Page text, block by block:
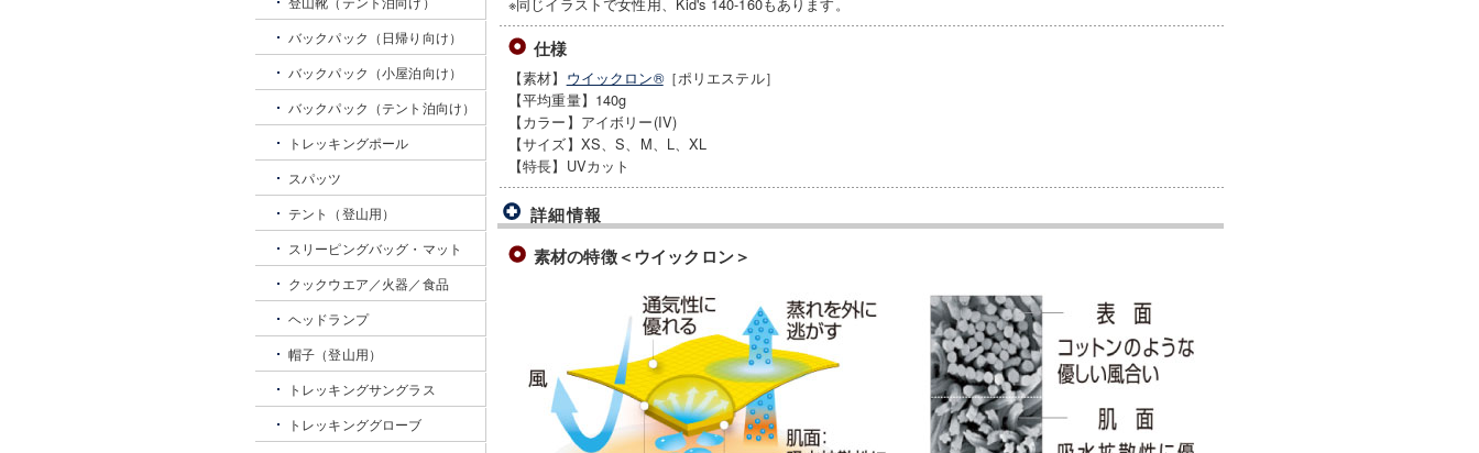
仕様
【素材】 ウイックロン®［ポリエステル］
【平均重量】140g
【カラー】アイボリー(IV)
【サイズ】XS、S、M、L、XL
【特長】UVカット
詳細情報
素材の特徴＜ウイックロン＞
バックパック（日帰り向け）
バックパック（小屋泊向け）
バックパック（テント泊向け）
トレッキングポール
スパッツ
テント（登山用）
スリーピングバッグ・マット
クックウエア／火器／食品
ヘッドランプ
帽子（登山用）
トレッキングサングラス
トレッキンググローブ